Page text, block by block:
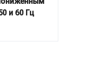
и 60 Гц